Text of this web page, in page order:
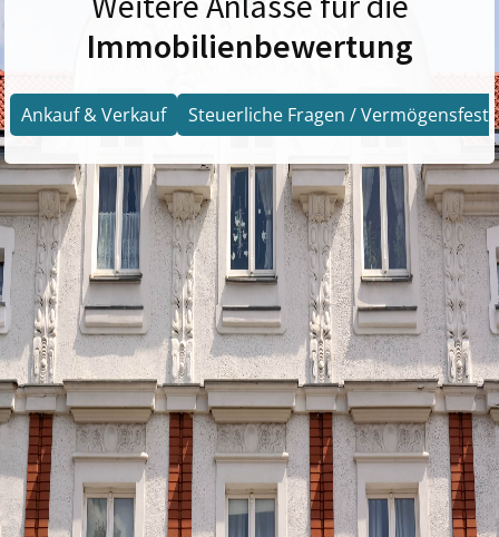
Immobilienbewertung
Ankauf & Verkauf Steuerliche Fragen /